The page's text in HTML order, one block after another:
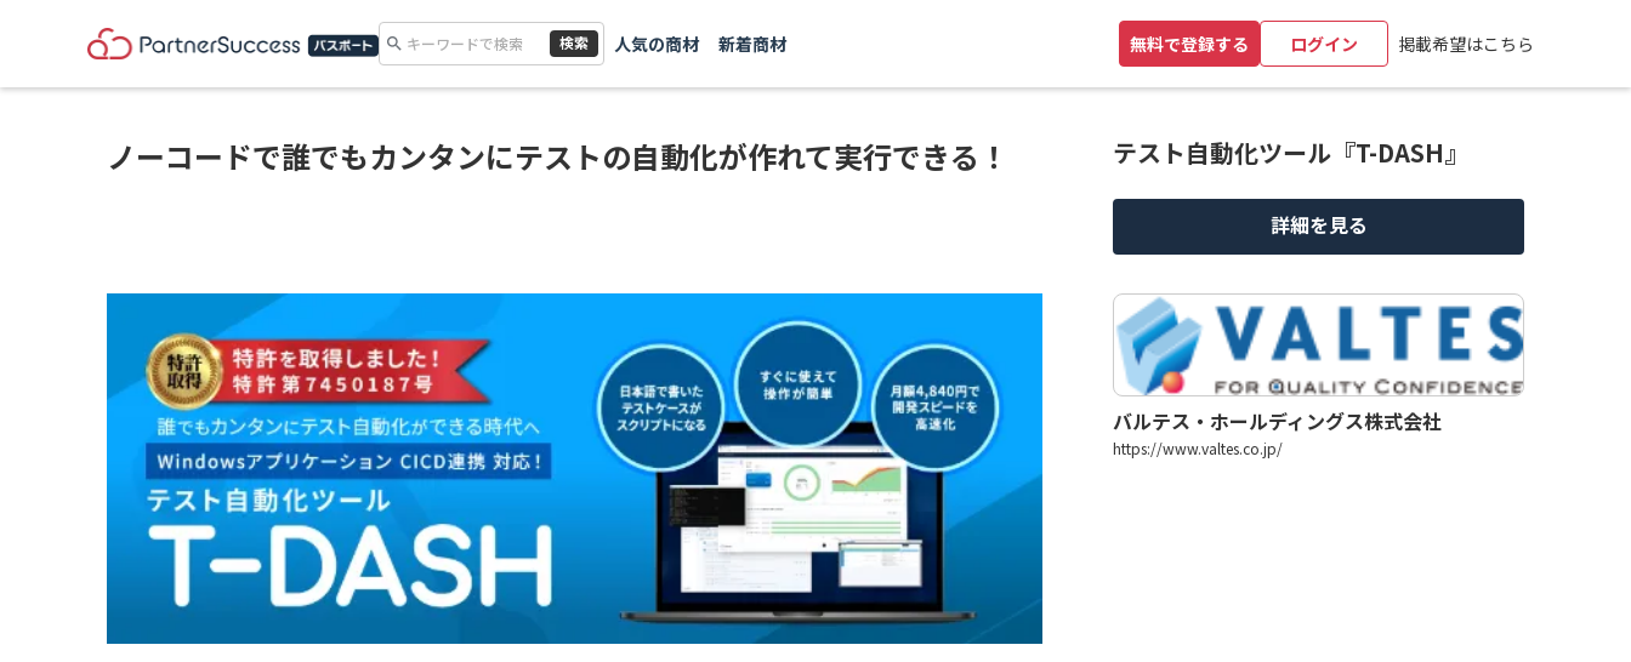
ノーコードで誰でもカンタンにテストの自動化が作れて実行できる！ テスト自動化ツール『T-DASH』
詳細を見る
バルテス・ホールディングス株式会社
https://www.valtes.co.jp/
search 検索 人気の商材 新着商材 無料で登録する ログイン 掲載希望はこちら